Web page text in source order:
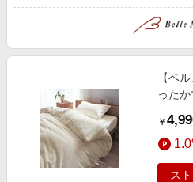
【ベ
った
￥
ス